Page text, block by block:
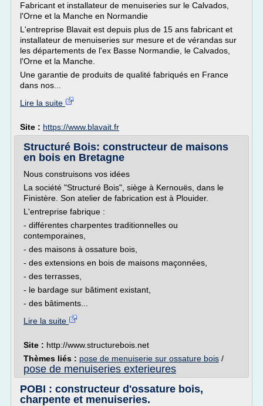
Fabricant et installateur de menuiseries sur le Calvados,
l'Orne et la Manche en Normandie
L'entreprise Blavait est depuis plus de 15 ans fabricant et
installateur de menuiseries sur mesure et de vérandas sur
les départements de l'ex Basse Normandie, le Calvados,
l'Orne et la Manche.
Une garantie de produits de qualité fabriqués en France
dans nos...
Lire la suite
Site : https://www.blavait.fr
Structuré Bois: constructeur de maisons
en bois en Bretagne
Nous construisons vos idées
La société "Structuré Bois", siège à Kernouës, dans le
Finistère. Son atelier de fabrication est à Plouider.
L'entreprise fabrique :
- différentes charpentes traditionnelles ou
contemporaines,
- des maisons à ossature bois,
- des extensions en bois de maisons maçonnées,
- des terrasses,
- le bardage sur bâtiment existant,
- des bâtiments...
Lire la suite
Site : http://www.structurebois.net
Thèmes liés : pose de menuiserie sur ossature bois /
pose de menuiseries exterieures
POBI : constructeur d'ossature bois,
charpente et menuiseries.